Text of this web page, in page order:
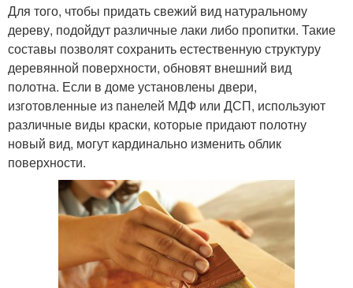
Для того, чтобы придать свежий вид натуральному
дереву, подойдут различные лаки либо пропитки. Такие
составы позволят сохранить естественную структуру
деревянной поверхности, обновят внешний вид
полотна. Если в доме установлены двери,
изготовленные из панелей МДФ или ДСП, используют
различные виды краски, которые придают полотну
новый вид, могут кардинально изменить облик
поверхности.